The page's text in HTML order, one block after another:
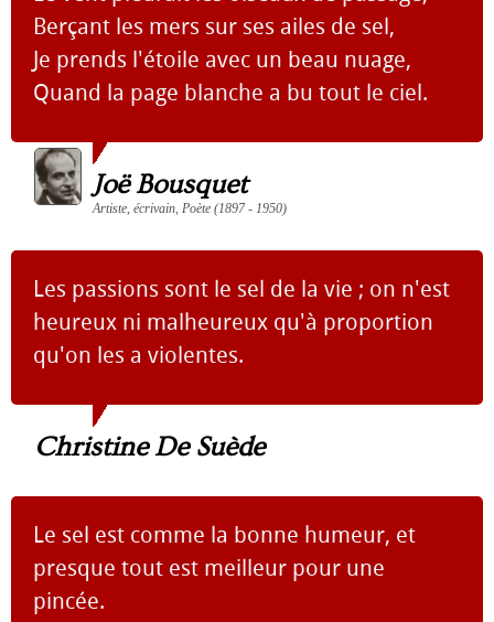
Berçant les mers sur ses ailes de sel,
Je prends l'étoile avec un beau nuage,
Quand la page blanche a bu tout le ciel.
Joë Bousquet
Artiste, écrivain, Poète (1897 - 1950)
Les passions sont le sel de la vie ; on n'est
heureux ni malheureux qu'à proportion
qu'on les a violentes.
Christine De Suède
Le sel est comme la bonne humeur, et
presque tout est meilleur pour une
pincée.